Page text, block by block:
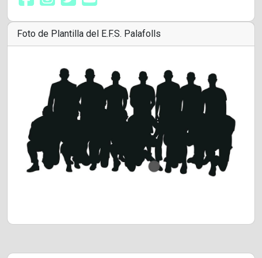
Foto de Plantilla del E.F.S. Palafolls